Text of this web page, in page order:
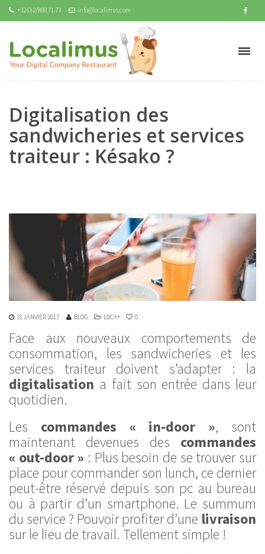
+32(0)2/888.71.73 info@localimus.com
Digitalisation des
sandwicheries et services
traiteur : Késako ?
31 JANVIER 2017 BLOG LOCA+ 0
Face aux nouveaux comportements de
consommation, les sandwicheries et les
services traiteur doivent s’adapter : la
digitalisation a fait son entrée dans leur
quotidien.
Les commandes « in-door », sont
maintenant devenues des commandes
« out-door » : Plus besoin de se trouver sur
place pour commander son lunch, ce dernier
peut-être réservé depuis son pc au bureau
ou à partir d’un smartphone. Le summum
du service ? Pouvoir profiter d’une livraison
sur le lieu de travail. Tellement simple !